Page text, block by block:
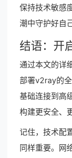
保持技术敏感
潮中守护好自
结语：开
通过本文的详
部署v2ray的
基础连接到高
构建更安全、
记住，技术配
同样重要。网